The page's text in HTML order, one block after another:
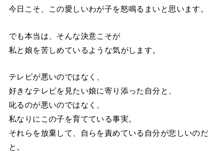
今日こそ、この愛しいわが子を怒鳴るまいと思います。
でも本当は、そんな決意こそが
私と娘を苦しめているような気がします。
テレビが悪いのではなく、
好きなテレビを見たい娘に寄り添った自分と、
叱るのが悪いのではなく、
私なりにこの子を育てている事実。
それらを放棄して、自らを責めている自分が悲しいのだ
と。